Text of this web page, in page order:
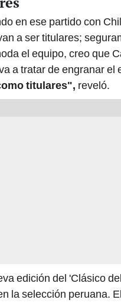
en ese partido con
a ser titulares;
el equipo, creo que
a tratar de engranar el
titulares", reveló.
edición del 'Clásico
la selección peruana.